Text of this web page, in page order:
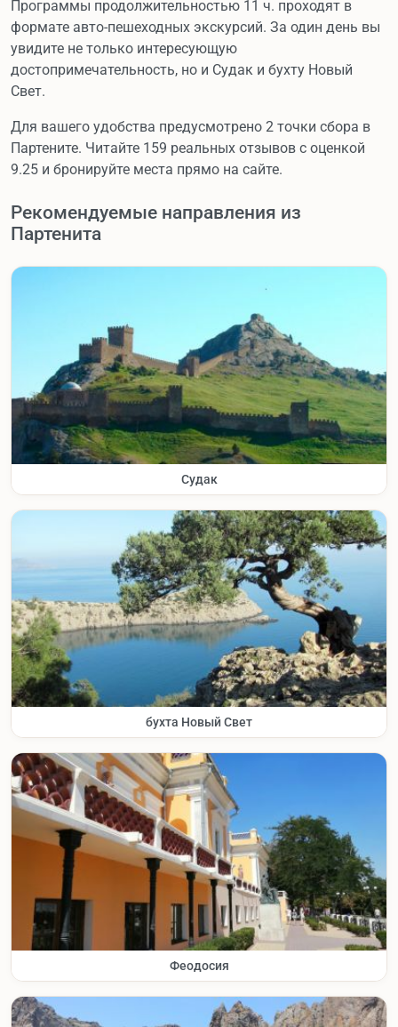
Программы продолжительностью 11 ч. проходят в
формате авто-пешеходных экскурсий. За один день вы
увидите не только интересующую
достопримечательность, но и Судак и бухту Новый
Свет.
Для вашего удобства предусмотрено 2 точки сбора в
Партените. Читайте 159 реальных отзывов с оценкой
9.25 и бронируйте места прямо на сайте.
Рекомендуемые направления из
Партенита
Судак
бухта Новый Свет
Феодосия